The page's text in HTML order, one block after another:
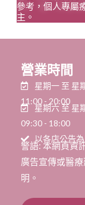
參考，個人專屬
主。
營業時間
星期一 至 星
11:00 - 20:00
星期六 至 星
09:30 - 18:00
以各店公告
警語: 本網頁資
廣告宣傳或醫
明。